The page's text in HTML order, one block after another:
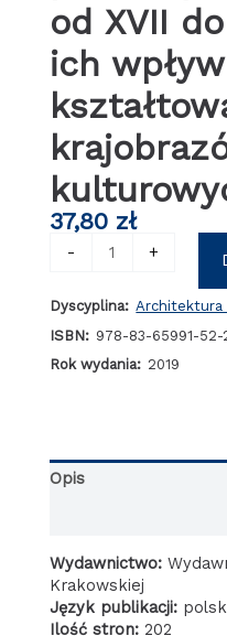
od XVII
ich
37,80 zł
-
Reformaci
miejcowościach
prowincji
małopolskiej
od
wieku
i
kształtowanie
krajobrazów
kulturowych
+
Dyscyplina: Architektura
ISBN: 978-83-65991-52-
Rok wydania: 2019
Opis
Wydawnictwo:
Krakowskiej
Język publikacji:
Ilość stron: 202